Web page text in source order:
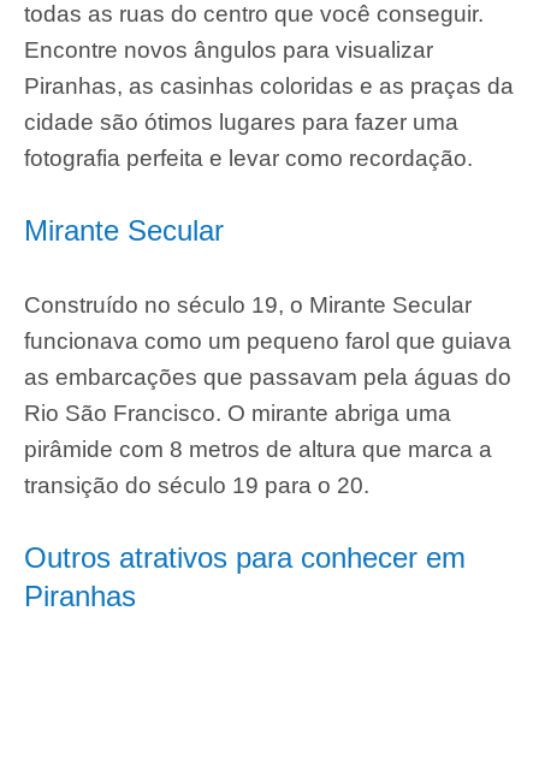
todas as ruas do centro que você conseguir.
Encontre novos ângulos para visualizar
Piranhas, as casinhas coloridas e as praças da
cidade são ótimos lugares para fazer uma
fotografia perfeita e levar como recordação.
Mirante Secular
Construído no século 19, o Mirante Secular
funcionava como um pequeno farol que guiava
as embarcações que passavam pela águas do
Rio São Francisco. O mirante abriga uma
pirâmide com 8 metros de altura que marca a
transição do século 19 para o 20.
Outros atrativos para conhecer em
Piranhas